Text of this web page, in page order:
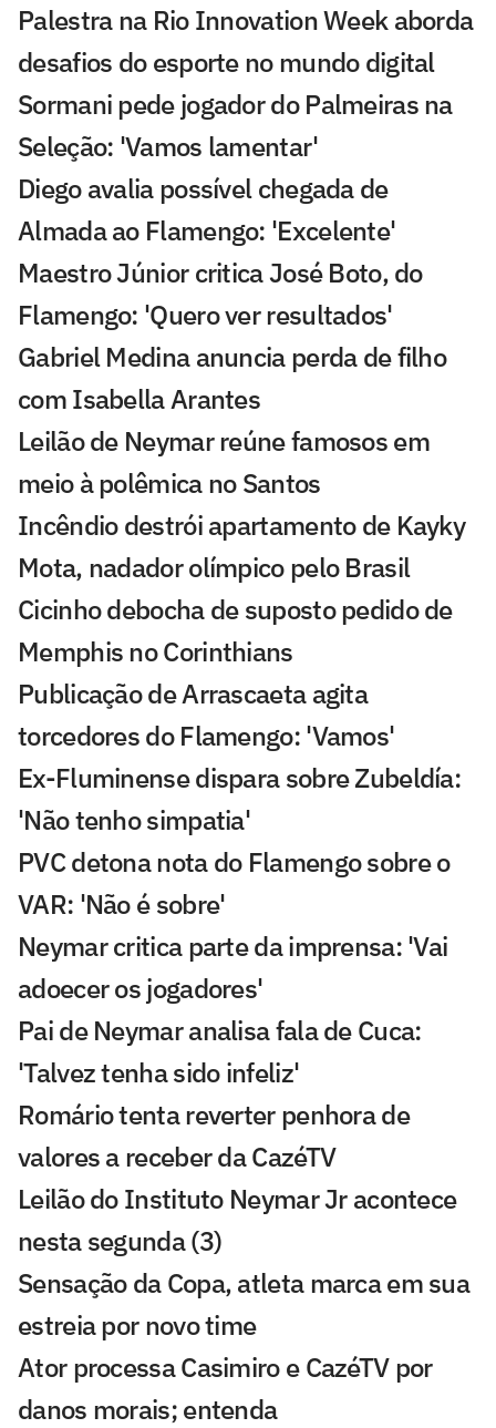
Palestra na Rio Innovation Week aborda
desafios do esporte no mundo digital
Sormani pede jogador do Palmeiras na
Seleção: 'Vamos lamentar'
Diego avalia possível chegada de
Almada ao Flamengo: 'Excelente'
Maestro Júnior critica José Boto, do
Flamengo: 'Quero ver resultados'
Gabriel Medina anuncia perda de filho
com Isabella Arantes
Leilão de Neymar reúne famosos em
meio à polêmica no Santos
Incêndio destrói apartamento de Kayky
Mota, nadador olímpico pelo Brasil
Cicinho debocha de suposto pedido de
Memphis no Corinthians
Publicação de Arrascaeta agita
torcedores do Flamengo: 'Vamos'
Ex-Fluminense dispara sobre Zubeldía:
'Não tenho simpatia'
PVC detona nota do Flamengo sobre o
VAR: 'Não é sobre'
Neymar critica parte da imprensa: 'Vai
adoecer os jogadores'
Pai de Neymar analisa fala de Cuca:
'Talvez tenha sido infeliz'
Romário tenta reverter penhora de
valores a receber da CazéTV
Leilão do Instituto Neymar Jr acontece
nesta segunda (3)
Sensação da Copa, atleta marca em sua
estreia por novo time
Ator processa Casimiro e CazéTV por
danos morais; entenda